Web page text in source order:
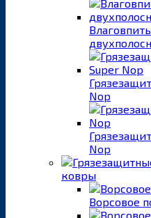
Nop
Nop
ковры
Ворсовое